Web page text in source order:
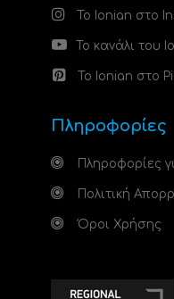
Το Ionian στο
Το κανάλι του
Το Ionian στο
Πληροφορίες
Πληροφορίες
Πολιτική
Όροι Χρήσης